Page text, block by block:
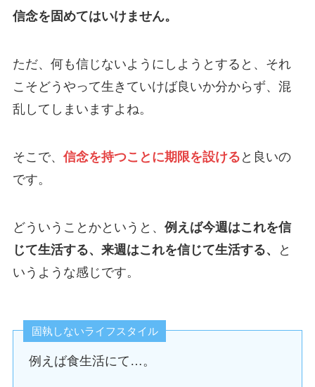
信念を固めてはいけません。
ただ、何も信じないようにしようとすると、それ
こそどうやって生きていけば良いか分からず、混
乱してしまいますよね。
そこで、 信念を持つことに期限を設ける と良いの
です。
どういうことかというと、 例えば今週はこれを信
じて生活する、来週はこれを信じて生活する、
と
いうような感じです。
固執しないライフスタイル
例えば食生活にて…。